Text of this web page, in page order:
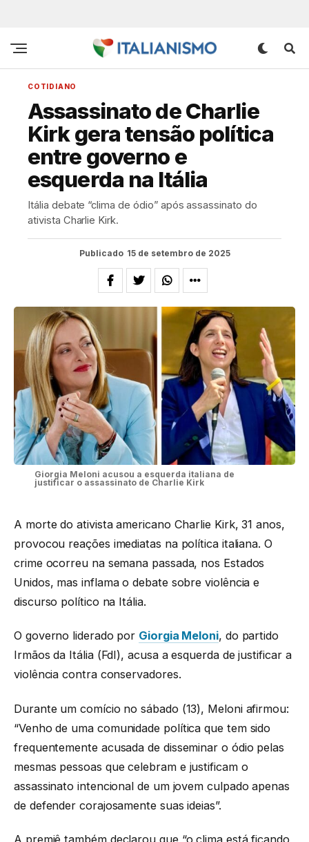
COTIDIANO
Assassinato de Charlie
Kirk gera tensão política
entre governo e
esquerda na Itália
Itália debate “clima de ódio” após assassinato do
ativista Charlie Kirk.
Publicado 15 de setembro de 2025
Giorgia Meloni acusou a esquerda italiana de
justificar o assassinato de Charlie Kirk
A morte do ativista americano Charlie Kirk, 31 anos,
provocou reações imediatas na política italiana. O
crime ocorreu na semana passada, nos Estados
Unidos, mas inflama o debate sobre violência e
discurso político na Itália.
O governo liderado por Giorgia Meloni, do partido
Irmãos da Itália (FdI), acusa a esquerda de justificar a
violência contra conservadores.
Durante um comício no sábado (13), Meloni afirmou:
“Venho de uma comunidade política que tem sido
frequentemente acusada de disseminar o ódio pelas
mesmas pessoas que celebram e justificam o
assassinato intencional de um jovem culpado apenas
de defender corajosamente suas ideias”.
A premiê também declarou que “o clima está ficando